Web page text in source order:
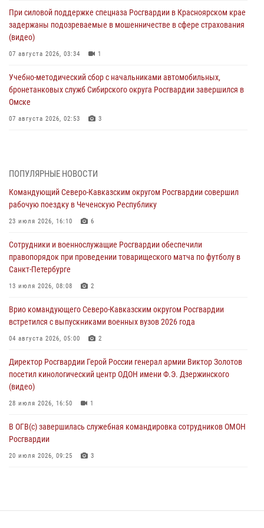
При силовой поддержке спецназа Росгвардии в Красноярском крае
задержаны подозреваемые в мошенничестве в сфере страхования
(видео)
07 августа 2026, 03:34 1
Учебно-методический сбор с начальниками автомобильных,
бронетанковых служб Сибирского округа Росгвардии завершился в
Омске
07 августа 2026, 02:53 3
В Нижнем Новгороде состоялось Всероссийское совещание-
семинар по вопросам развития вневедомственной охраны
06 августа 2026, 14:47 10 1
В Брянске сотрудники и военнослужащие Росгвардии почтили
память Героя России Олега Визнюка
В кинологическом центре Уральского округа Росгвардии почтили
память товарищей, погибших при исполнении воинского долга
В Центральном округе Росгвардии прошли мероприятия к
108‑летию генерала армии И.К. Яковлева
06 августа 2026, 13:24
ПОПУЛЯРНЫЕ НОВОСТИ
Командующий Северо-Кавказским округом Росгвардии совершил
рабочую поездку в Чеченскую Республику
23 июля 2026, 16:10 6
Сотрудники и военнослужащие Росгвардии обеспечили
правопорядок при проведении товарищеского матча по футболу в
Санкт-Петербурге
13 июля 2026, 08:08 2
Врио командующего Северо-Кавказским округом Росгвардии
встретился с выпускниками военных вузов 2026 года
04 августа 2026, 05:00 2
Директор Росгвардии Герой России генерал армии Виктор Золотов
посетил кинологический центр ОДОН имени Ф.Э. Дзержинского
(видео)
28 июля 2026, 16:50 1
В ОГВ(с) завершилась служебная командировка сотрудников ОМОН
Росгвардии
20 июля 2026, 09:25 3